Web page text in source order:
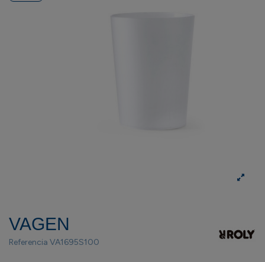
VAGEN
Referencia VA1695S100